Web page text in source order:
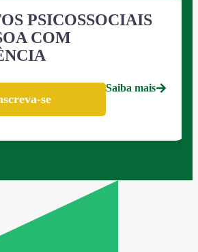
PSICOSSOCIAIS
COM
se
Saiba mais